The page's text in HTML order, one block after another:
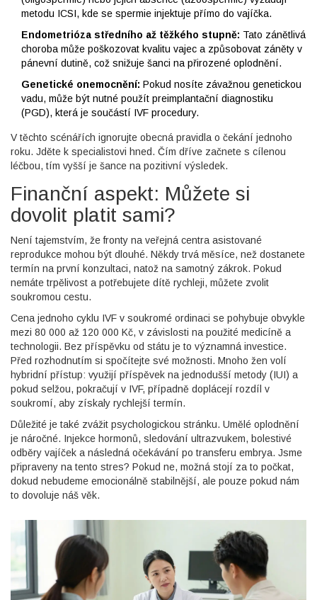
metodu ICSI, kde se spermie injektuje přímo do vajíčka.
Endometrióza středního až těžkého stupně: Tato zánětlivá
choroba může poškozovat kvalitu vajec a způsobovat záněty v
pánevní dutině, což snižuje šanci na přirozené oplodnění.
Genetické onemocnění: Pokud nosíte závažnou genetickou
vadu, může být nutné použít preimplantační diagnostiku
(PGD), která je součástí IVF procedury.
V těchto scénářích ignorujte obecná pravidla o čekání jednoho
roku. Jděte k specialistovi hned. Čím dříve začnete s cílenou
léčbou, tím vyšší je šance na pozitivní výsledek.
Finanční aspekt: Můžete si
dovolit platit sami?
Není tajemstvím, že fronty na veřejná centra asistované
reprodukce mohou být dlouhé. Někdy trvá měsíce, než dostanete
termín na první konzultaci, natož na samotný zákrok. Pokud
nemáte trpělivost a potřebujete dítě rychleji, můžete zvolit
soukromou cestu.
Cena jednoho cyklu IVF v soukromé ordinaci se pohybuje obvykle
mezi 80 000 až 120 000 Kč, v závislosti na použité medicíně a
technologii. Bez příspěvku od státu je to významná investice.
Před rozhodnutím si spočítejte své možnosti. Mnoho žen volí
hybridní přístup: využijí příspěvek na jednodušší metody (IUI) a
pokud selžou, pokračují v IVF, případně doplácejí rozdíl v
soukromí, aby získaly rychlejší termín.
Důležité je také zvážit psychologickou stránku. Umělé oplodnění
je náročné. Injekce hormonů, sledování ultrazvukem, bolestivé
odběry vajíček a následná očekávání po transferu embrya. Jsme
připraveny na tento stres? Pokud ne, možná stojí za to počkat,
dokud nebudeme emocionálně stabilnější, ale pouze pokud nám
to dovoluje náš věk.